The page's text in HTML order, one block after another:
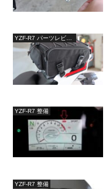
YZF-R7 パーツレビュー
YZF-R7 整備
YZF-R7 整備